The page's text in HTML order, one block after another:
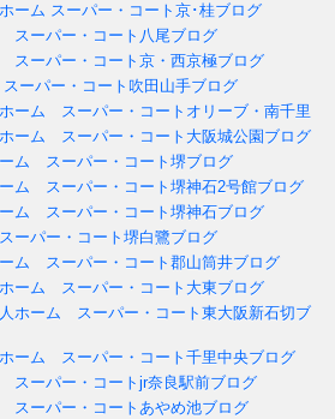
ーム スーパー・コート京･桂ブログ
スーパー・コート八尾ブログ
スーパー・コート京・西京極ブログ
ーパー・コート吹田山手ブログ
ーム スーパー・コートオリーブ・南千里
ーム スーパー・コート大阪城公園ブログ
ム スーパー・コート堺ブログ
ム スーパー・コート堺神石2号館ブログ
ム スーパー・コート堺神石ブログ
ーパー・コート堺白鷺ブログ
ム スーパー・コート郡山筒井ブログ
ーム スーパー・コート大東ブログ
ホーム スーパー・コート東大阪新石切ブ
ーム スーパー・コート千里中央ブログ
スーパー・コートjr奈良駅前ブログ
スーパー・コートあやめ池ブログ